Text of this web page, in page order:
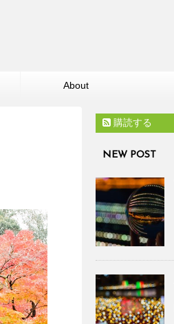
About
購読する
NEW POST